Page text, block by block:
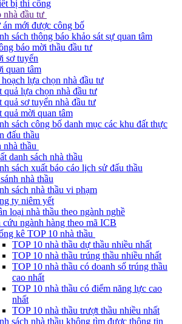
bị thi công
nhà đầu tư
mới được công bố
sách thông báo khảo sát sự quan tâm
báo mời thầu đầu tư
sơ tuyển
quan tâm
lựa chọn nhà đầu tư
quả lựa chọn nhà đầu tư
quả sơ tuyển nhà đầu tư
quả mời quan tâm
sách công bố danh mục các khu đất thực
đấu thầu
thầu
danh sách nhà thầu
sách xuất báo cáo lịch sử đấu thầu
nhà thầu
sách nhà thầu vi phạm
ty niêm yết
loại nhà thầu theo ngành nghề
cứu ngành hàng theo mã ICB
kê TOP 10 nhà thầu
TOP 10 nhà thầu dự thầu nhiều nhất
TOP 10 nhà thầu trúng thầu nhiều nhất
TOP 10 nhà thầu có doanh số trúng thầu
cao nhất
TOP 10 nhà thầu có điểm năng lực cao
nhất
TOP 10 nhà thầu trượt thầu nhiều nhất
sách nhà thầu không tìm được thông tin